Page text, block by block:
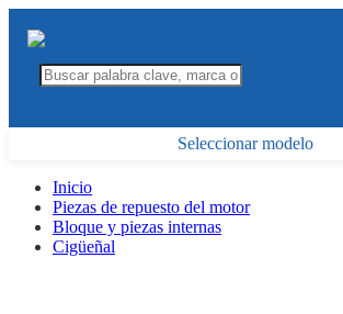
Seleccionar modelo
Inicio
Piezas de repuesto del motor
Bloque y piezas internas
Cigüeñal